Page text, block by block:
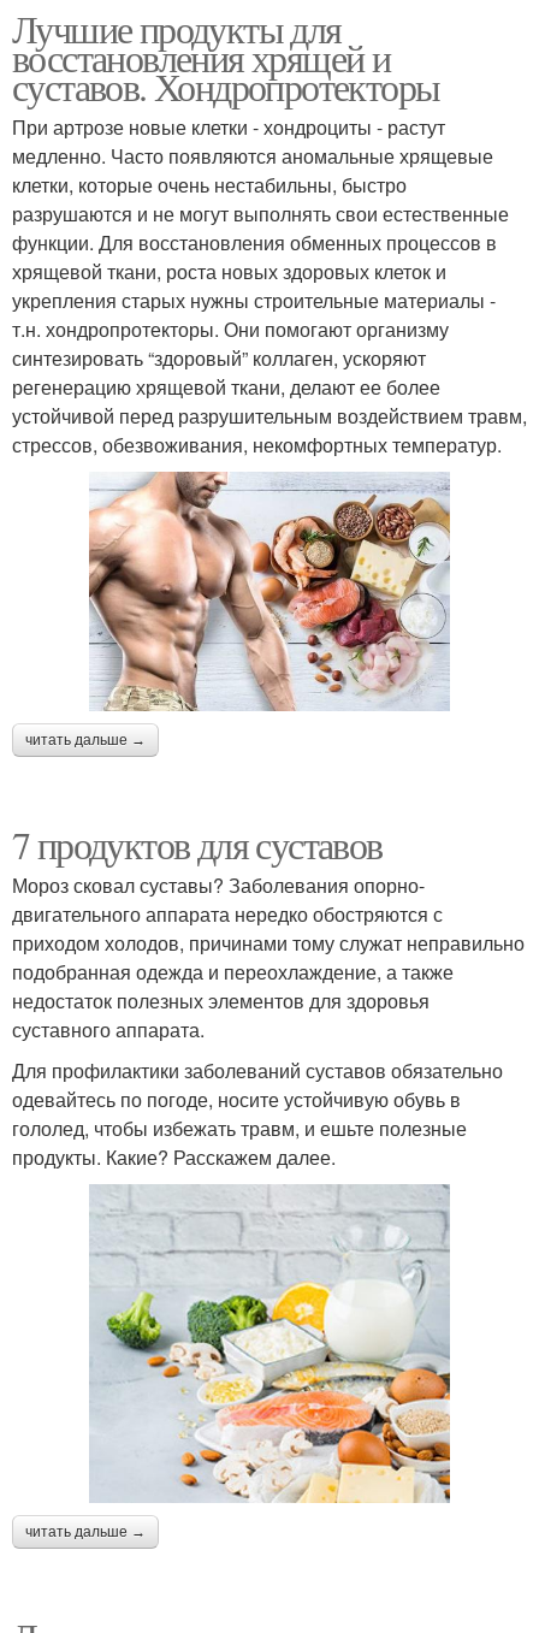
Лучшие продукты для
восстановления хрящей и
суставов. Хондропротекторы
При артрозе новые клетки - хондроциты - растут
медленно. Часто появляются аномальные хрящевые
клетки, которые очень нестабильны, быстро
разрушаются и не могут выполнять свои естественные
функции. Для восстановления обменных процессов в
хрящевой ткани, роста новых здоровых клеток и
укрепления старых нужны строительные материалы -
т.н. хондропротекторы. Они помогают организму
синтезировать “здоровый” коллаген, ускоряют
регенерацию хрящевой ткани, делают ее более
устойчивой перед разрушительным воздействием травм,
стрессов, обезвоживания, некомфортных температур.
читать дальше →
7 продуктов для суставов
Мороз сковал суставы? Заболевания опорно-
двигательного аппарата нередко обостряются с
приходом холодов, причинами тому служат неправильно
подобранная одежда и переохлаждение, а также
недостаток полезных элементов для здоровья
суставного аппарата.
Для профилактики заболеваний суставов обязательно
одевайтесь по погоде, носите устойчивую обувь в
гололед, чтобы избежать травм, и ешьте полезные
продукты. Какие? Расскажем далее.
читать дальше →